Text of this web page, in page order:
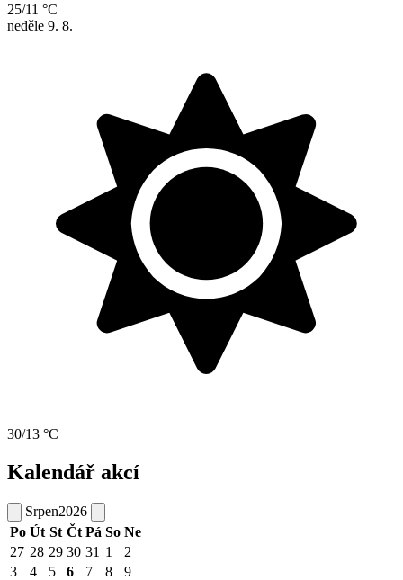
25/11 °C
neděle 9. 8.
30/13 °C
Kalendář akcí
Srpen2026
Po Út St Čt Pá So Ne
27 28 29 30 31 1
2
3
4 5 6 7 8
9